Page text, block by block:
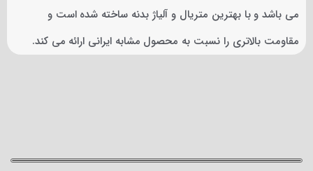
می باشد و با بهترین متریال و آلیاژ بدنه ساخته شده است و
مقاومت بالاتری را نسبت به محصول مشابه ایرانی ارائه می کند.